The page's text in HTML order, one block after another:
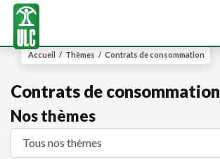
Accueil / Thèmes / Contrats de consommation
Contrats de consommation
Nos thèmes